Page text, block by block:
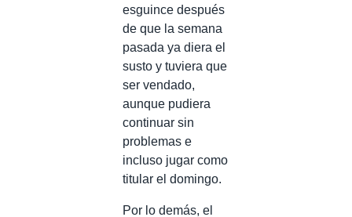
esguince después
de que la semana
pasada ya diera el
susto y tuviera que
ser vendado,
aunque pudiera
continuar sin
problemas e
incluso jugar como
titular el domingo.
Por lo demás, el